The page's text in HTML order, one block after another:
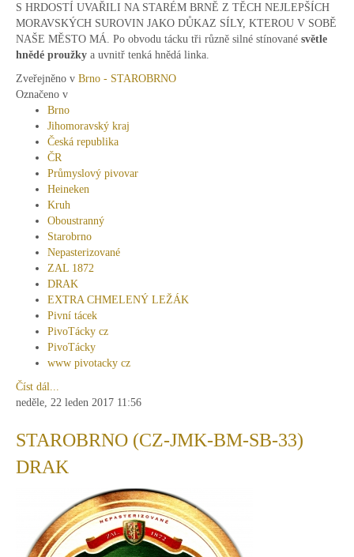
S HRDOSTÍ UVAŘILI NA STARÉM BRNĚ Z TĚCH NEJLEPŠÍCH
MORAVSKÝCH SUROVIN JAKO DŮKAZ SÍLY, KTEROU V SOBĚ
NAŠE MĚSTO MÁ. Po obvodu tácku tři různě silné stínované světle
hnědé proužky a uvnitř tenká hnědá linka.
Zveřejněno v Brno - STAROBRNO
Označeno v
Brno
Jihomoravský kraj
Česká republika
ČR
Průmyslový pivovar
Heineken
Kruh
Oboustranný
Starobrno
Nepasterizované
ZAL 1872
DRAK
EXTRA CHMELENÝ LEŽÁK
Pivní tácek
PivoTácky cz
PivoTácky
www pivotacky cz
Číst dál...
neděle, 22 leden 2017 11:56
STAROBRNO (CZ-JMK-BM-SB-33)
DRAK